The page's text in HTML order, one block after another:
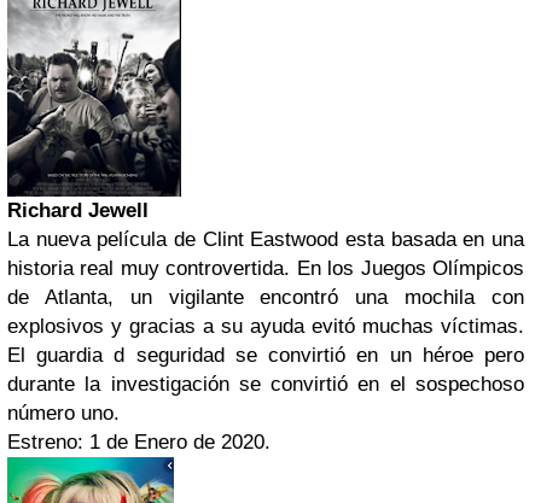
Richard Jewell
La nueva película de Clint Eastwood esta basada en una
historia real muy controvertida. En los Juegos Olímpicos
de Atlanta, un vigilante encontró una mochila con
explosivos y gracias a su ayuda evitó muchas víctimas.
El guardia d seguridad se convirtió en un héroe pero
durante la investigación se convirtió en el sospechoso
número uno.
Estreno: 1 de Enero de 2020.